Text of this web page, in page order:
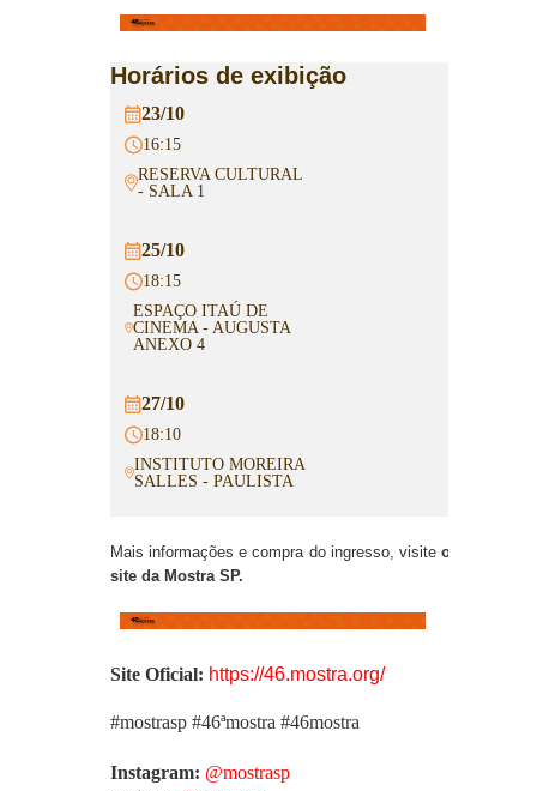
Horários de exibição
23/10
16:15
RESERVA CULTURAL
- SALA 1
25/10
18:15
ESPAÇO ITAÚ DE
CINEMA - AUGUSTA
ANEXO 4
27/10
18:10
INSTITUTO MOREIRA
SALLES - PAULISTA
Mais informações e compra do ingresso, visite o
site da Mostra SP.
Site Oficial: https://46.mostra.org/
#mostrasp #46ªmostra #46mostra
Instagram: @mostrasp